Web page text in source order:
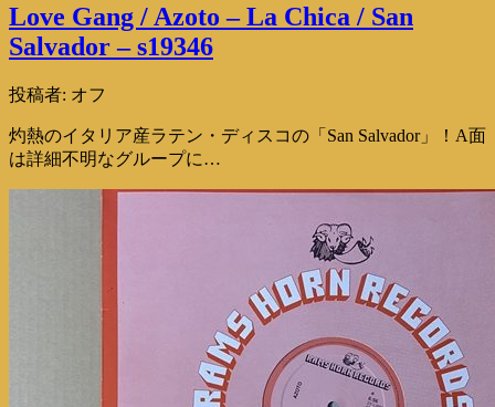
Love Gang / Azoto – La Chica / San
Salvador – s19346
投稿者: オフ
灼熱のイタリア産ラテン・ディスコの「San Salvador」！A面
は詳細不明なグループに…